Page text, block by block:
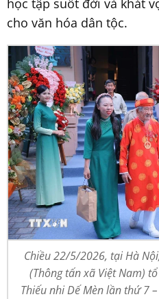
học tập suốt đời và khát
cho văn hóa dân tộc.
Chiều 22/5/2026, tại Hà
(Thông tấn xã Việt Nam)
Thiếu nhi Dế Mèn lần thứ 7